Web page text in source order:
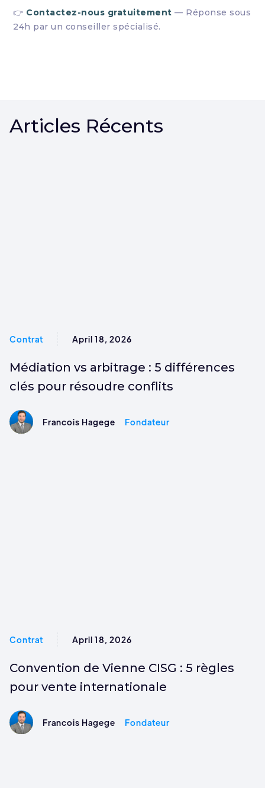
👉 Contactez-nous gratuitement — Réponse sous
24h par un conseiller spécialisé.
Articles Récents
Contrat April 18, 2026
Médiation vs arbitrage : 5 différences
clés pour résoudre conflits
Francois Hagege Fondateur
Contrat April 18, 2026
Convention de Vienne CISG : 5 règles
pour vente internationale
Francois Hagege Fondateur